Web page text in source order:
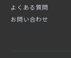
よくある質問
お問い合わせ